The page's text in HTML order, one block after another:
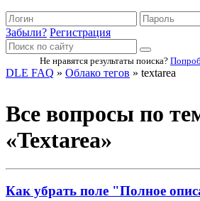
Забыли? Регистрация
Не нравятся результаты поиска?
DLE FAQ » Облако тегов » textarea
Все вопросы по
«Textarea»
Как убрать поле "Полное